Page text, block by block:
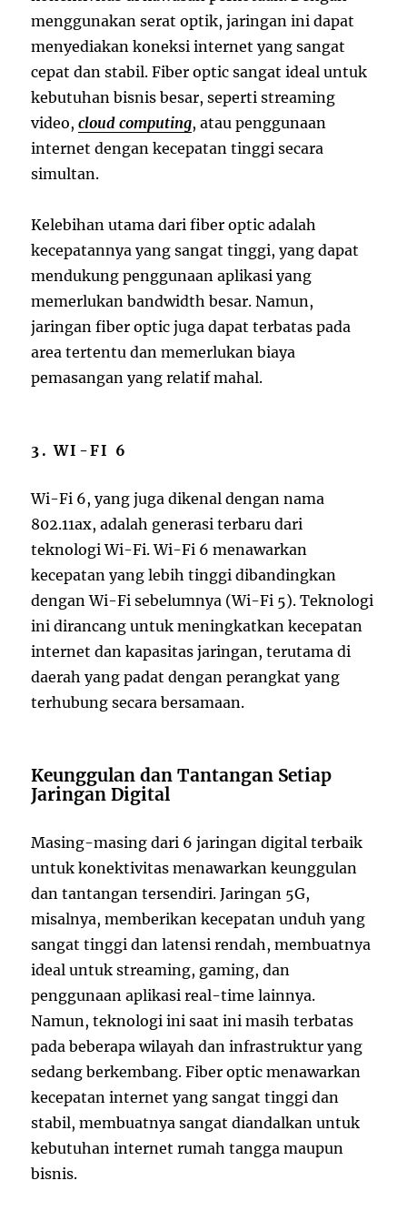
menggunakan serat optik, jaringan ini dapat
menyediakan koneksi internet yang sangat
cepat dan stabil. Fiber optic sangat ideal untuk
kebutuhan bisnis besar, seperti streaming
video,cloud computing, atau penggunaan
internet dengan kecepatan tinggi secara
simultan.
Kelebihan utama dari fiber optic adalah
kecepatannya yang sangat tinggi, yang dapat
mendukung penggunaan aplikasi yang
memerlukan bandwidth besar. Namun,
jaringan fiber optic juga dapat terbatas pada
area tertentu dan memerlukan biaya
pemasangan yang relatif mahal.
3. WI-FI 6
Wi-Fi 6, yang juga dikenal dengan nama
802.11ax, adalah generasi terbaru dari
teknologi Wi-Fi. Wi-Fi 6 menawarkan
kecepatan yang lebih tinggi dibandingkan
dengan Wi-Fi sebelumnya (Wi-Fi 5). Teknologi
ini dirancang untuk meningkatkan kecepatan
internet dan kapasitas jaringan, terutama di
daerah yang padat dengan perangkat yang
terhubung secara bersamaan.
Keunggulan dan Tantangan Setiap
Jaringan Digital
Masing-masing dari 6 jaringan digital terbaik
untuk konektivitas menawarkan keunggulan
dan tantangan tersendiri. Jaringan 5G,
misalnya, memberikan kecepatan unduh yang
sangat tinggi dan latensi rendah, membuatnya
ideal untuk streaming, gaming, dan
penggunaan aplikasi real-time lainnya.
Namun, teknologi ini saat ini masih terbatas
pada beberapa wilayah dan infrastruktur yang
sedang berkembang. Fiber optic menawarkan
kecepatan internet yang sangat tinggi dan
stabil, membuatnya sangat diandalkan untuk
kebutuhan internet rumah tangga maupun
bisnis.